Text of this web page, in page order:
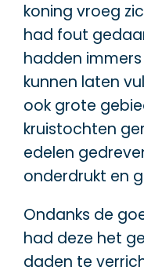
koning vroeg
had fout
hadden
kunnen laten
ook grote
kruistochten
edelen
onderdrukt en
Ondanks de
had deze het
daden te